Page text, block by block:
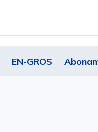
EN-GROS